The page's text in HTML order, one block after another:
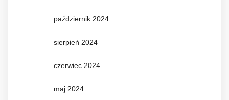
październik 2024
sierpień 2024
czerwiec 2024
maj 2024